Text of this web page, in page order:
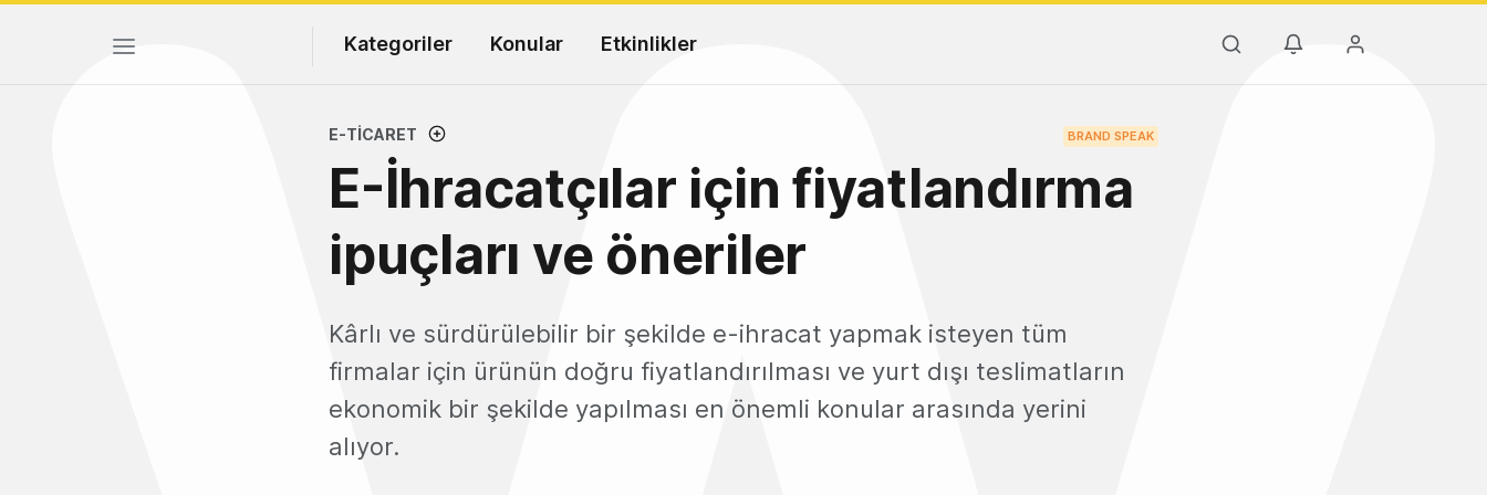
Kategoriler Konular Etkinlikler
E-TICARET BRAND SPEAK
E-İhracatçılar için fiyatlandırma
ipuçları ve öneriler
Kârlı ve sürdürülebilir bir şekilde e-ihracat yapmak isteyen tüm
firmalar için ürünün doğru fiyatlandırılması ve yurt dışı teslimatların
ekonomik bir şekilde yapılması en önemli konular arasında yerini
alıyor.